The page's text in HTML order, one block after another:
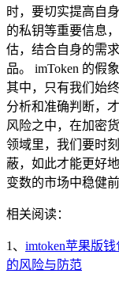
时，要切实提高自
的私钥等重要信息
估，结合自身的需
品。 imToken 的假
其中，只有我们始
分析和准确判断，
风险之中，在加密
领域里，我们要时
蔽，如此才能更好
变数的市场中稳健前
相关阅读：
1、 imtoken苹果版
的风险与防范